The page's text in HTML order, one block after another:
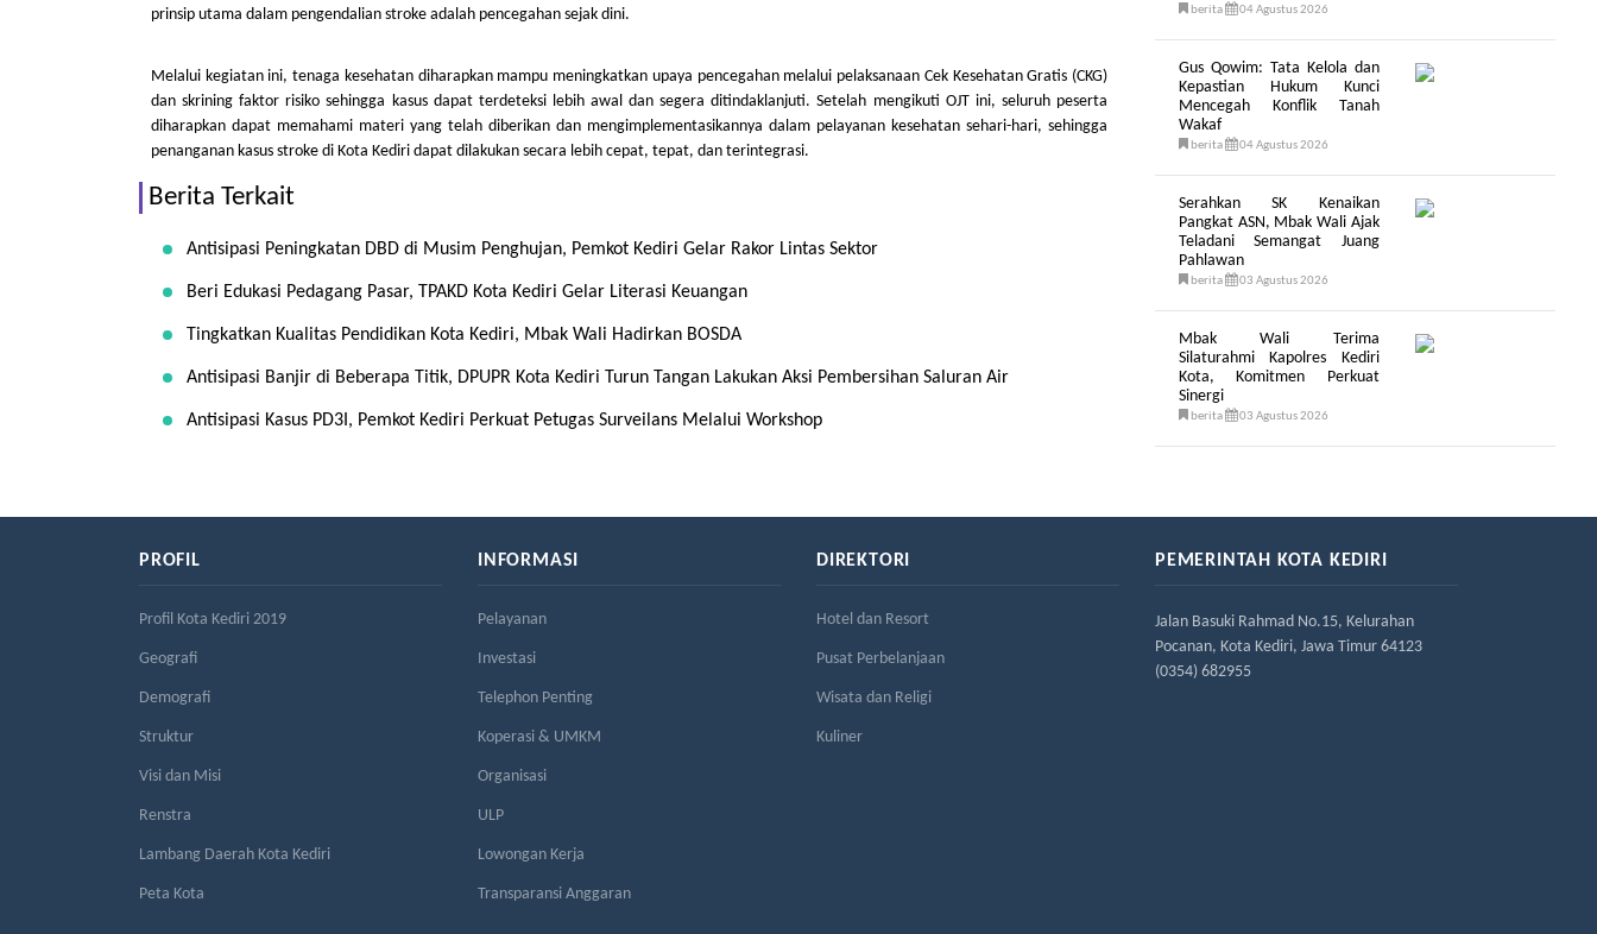
prinsip utama dalam pengendalian stroke adalah pencegahan sejak dini.
Melalui kegiatan ini, tenaga kesehatan diharapkan mampu meningkatkan upaya pencegahan melalui pelaksanaan Cek Kesehatan Gratis (CKG)
dan skrining faktor risiko sehingga kasus dapat terdeteksi lebih awal dan segera ditindaklanjuti. Setelah mengikuti OJT ini, seluruh peserta
diharapkan dapat memahami materi yang telah diberikan dan mengimplementasikannya dalam pelayanan kesehatan sehari-hari, sehingga
penanganan kasus stroke di Kota Kediri dapat dilakukan secara lebih cepat, tepat, dan terintegrasi.
Berita Terkait
Antisipasi Peningkatan DBD di Musim Penghujan, Pemkot Kediri Gelar Rakor Lintas Sektor
Beri Edukasi Pedagang Pasar, TPAKD Kota Kediri Gelar Literasi Keuangan
Tingkatkan Kualitas Pendidikan Kota Kediri, Mbak Wali Hadirkan BOSDA
Antisipasi Banjir di Beberapa Titik, DPUPR Kota Kediri Turun Tangan Lakukan Aksi Pembersihan Saluran Air
Antisipasi Kasus PD3I, Pemkot Kediri Perkuat Petugas Surveilans Melalui Workshop
berita 04 Agustus 2026
Gus Qowim: Tata Kelola dan
Kepastian Hukum Kunci
Mencegah Konflik Tanah
Wakaf
berita 04 Agustus 2026
Serahkan SK Kenaikan
Pangkat ASN, Mbak Wali Ajak
Teladani Semangat Juang
Pahlawan
berita 03 Agustus 2026
Mbak Wali Terima
Silaturahmi Kapolres Kediri
Kota, Komitmen Perkuat
Sinergi
berita 03 Agustus 2026
PROFIL
Profil Kota Kediri 2019
Geografi
Demografi
Struktur
Visi dan Misi
Renstra
Lambang Daerah Kota Kediri
Peta Kota
INFORMASI
Pelayanan
Investasi
Telephon Penting
Koperasi & UMKM
Organisasi
ULP
Lowongan Kerja
Transparansi Anggaran
DIREKTORI
Hotel dan Resort
Pusat Perbelanjaan
Wisata dan Religi
Kuliner
PEMERINTAH KOTA KEDIRI
Jalan Basuki Rahmad No.15, Kelurahan
Pocanan, Kota Kediri, Jawa Timur 64123
(0354) 682955